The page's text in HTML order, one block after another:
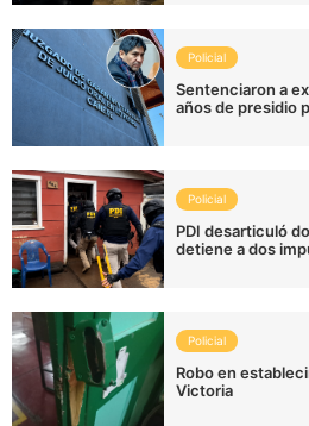
Policial
Sentenciaron a
años de presidio
Policial
PDI desarticuló
detiene a dos
Policial
Robo en
Victoria